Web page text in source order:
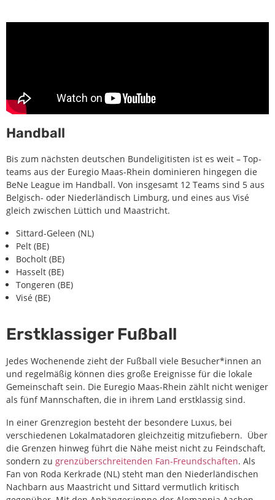
Handball
Bis zum nächsten deutschen Bundeligitisten ist es weit – Top-
teams aus der Euregio Maas-Rhein dominieren hingegen die
BeNe League im Handball. Von insgesamt 12 Teams sind 5 aus
Belgisch- oder Niederländisch Limburg, und eines aus Visé
gleich zwischen Lüttich und Maastricht.
Sittard-Geleen (NL)
Pelt (BE)
Bocholt (BE)
Hasselt (BE)
Tongeren (BE)
Visé (BE)
Erstklassiger Fußball
Jedes Wochenende zieht der Fußball viele Besucher*innen an
und regelmäßig können dies große Ereignisse für die lokale
Gemeinschaft sein. Die Euregio Maas-Rhein zählt nicht weniger
als fünf Mannschaften, die in ihrem Land erstklassig sind.
In einer Grenzregion besteht der besondere Luxus, bei
verschiedenen Lokalmatadoren gleichzeitig mitzufiebern. Über
die Grenzen hinweg führt die Nähe meist nicht zu Feindschaft,
sondern zu grenzüberschreitenden Fan-Freundschaften. Als
Fan von Roda Kerkrade (NL) steht man den Niederländischen
Nachbarn aus Maastricht und Sittard vermutlich kritisch